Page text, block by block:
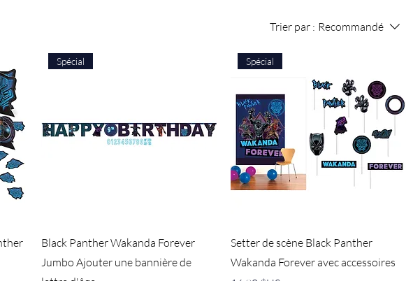
Trier par : Recommandé
Spécial
Black Panther Wakanda Forever
Jumbo Ajouter une bannière de
Spécial
Setter de scène Black Panther
Wakanda Forever avec accessoires